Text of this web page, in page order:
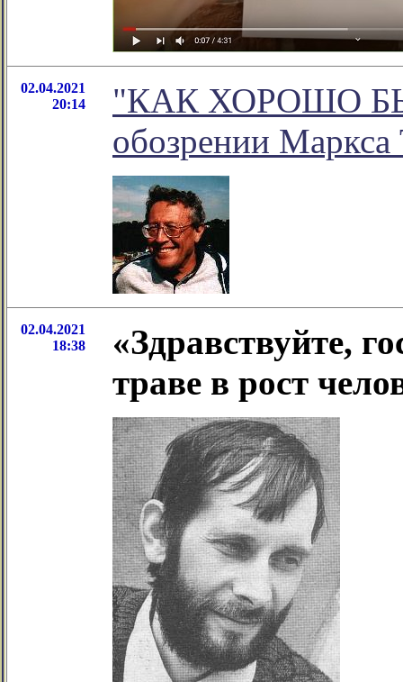
02.04.2021
20:14
"КАК ХОРОШО
обозрении Маркса
02.04.2021
18:38
«Здравствуйте,
траве в рост